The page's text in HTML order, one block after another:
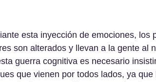
esta inyección de emociones,
son alterados y llevan a la gente al
guerra cognitiva es necesario
que vienen por todos lados, ya que